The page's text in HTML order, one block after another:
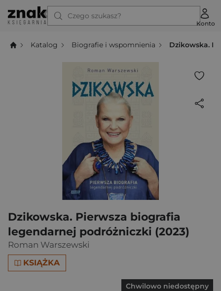
Czego szukasz?
Konto
Katalog Biografie i wspomnienia Dzikowska.
Dzikowska. Pierwsza biografia
legendarnej podróżniczki (2023)
Roman Warszewski
KSIĄŻKA
Chwilowo niedostępny